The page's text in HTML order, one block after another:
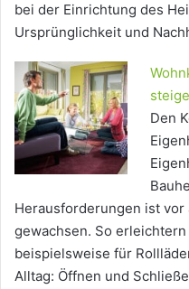
bei der Einrichtung des
Ursprünglichkeit und
Den
Herausforderungen ist vor
gewachsen. So
beispielsweise für
Alltag: Öffnen und